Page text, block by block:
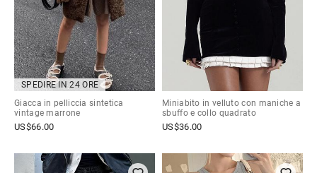
SPEDIRE IN 24 ORE
Giacca in pelliccia sintetica
vintage marrone
US$66.00
Miniabito in velluto con maniche a
sbuffo e collo quadrato
US$36.00